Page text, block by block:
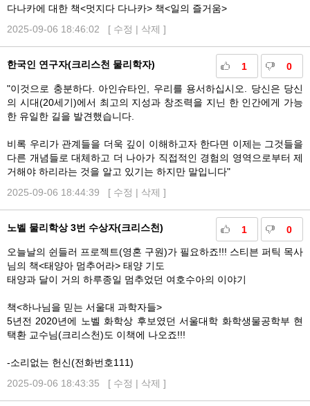
다나카에 대한 책<멋지다 다나카> 책<일의 즐거움>
2025-09-06 18:46:02 [ 수정 | 삭제 ]
1 0
한국인 연구자(크리스천 물리학자)
"이것으로 충분하다. 아인슈타인, 우리를 용서하십시오. 당신은 당신
의 시대(20세기)에서 최고의 지성과 창조력을 지닌 한 인간에게 가능
한 유일한 길을 발견했습니다.
비록 우리가 관계들을 더욱 깊이 이해하고자 한다면 이제는 그것들을
다른 개념들로 대체하고 더 나아가 직접적인 경험의 영역으로부터 제
거해야 하리라는 것을 알고 있기는 하지만 말입니다"
2025-09-06 18:44:39 [ 수정 | 삭제 ]
1 0
노벨 물리학상 3번 수상자(크리스천)
오늘날의 쉰들러 프로젝트(영혼 구원)가 필요하죠!!! 스티븐 퍼틱 목사
님의 책<태양아 멈추어라> 태양 기도
태양과 달이 거의 하루종일 멈추었던 여호수아의 이야기
책<하나님을 믿는 서울대 과학자들>
5년전 2020년에 노벨 화학상 후보였던 서울대학 화학생물공학부 현
택환 교수님(크리스천)도 이책에 나오죠!!!
-소리없는 헌신(전화번호111)
2025-09-06 18:43:35 [ 수정 | 삭제 ]